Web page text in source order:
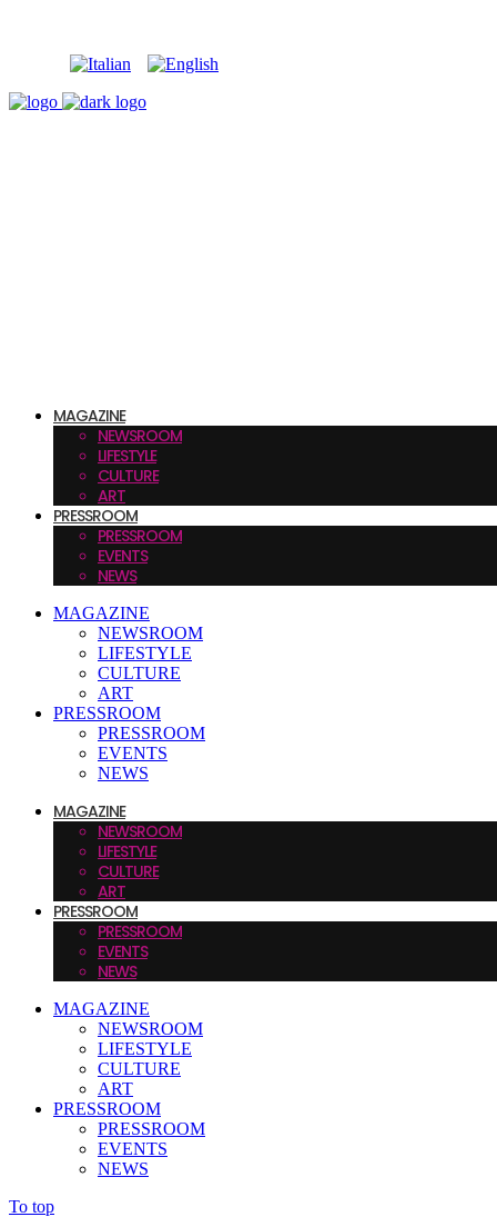
MAGAZINE
NEWSROOM
LIFESTYLE
CULTURE
ART
PRESSROOM
PRESSROOM
EVENTS
NEWS
MAGAZINE
NEWSROOM
LIFESTYLE
CULTURE
ART
PRESSROOM
PRESSROOM
EVENTS
NEWS
MAGAZINE
NEWSROOM
LIFESTYLE
CULTURE
ART
PRESSROOM
PRESSROOM
EVENTS
NEWS
MAGAZINE
NEWSROOM
LIFESTYLE
CULTURE
ART
PRESSROOM
PRESSROOM
EVENTS
NEWS
To top